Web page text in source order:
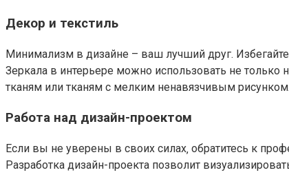
Декор и текстиль
Минимализм в дизайне – ваш лучший друг.
Зеркала в интерьере можно использовать не
тканям или тканям с мелким ненавязчивым
Работа над дизайн-проектом
Если вы не уверены в своих силах‚ обратитесь к
Разработка дизайн-проекта позволит